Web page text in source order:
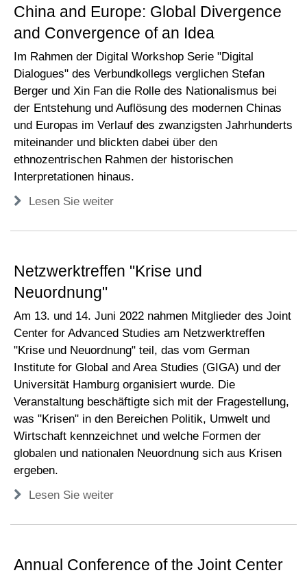
China and Europe: Global Divergence
and Convergence of an Idea
Im Rahmen der Digital Workshop Serie "Digital
Dialogues" des Verbundkollegs verglichen Stefan
Berger und Xin Fan die Rolle des Nationalismus bei
der Entstehung und Auflösung des modernen Chinas
und Europas im Verlauf des zwanzigsten Jahrhunderts
miteinander und blickten dabei über den
ethnozentrischen Rahmen der historischen
Interpretationen hinaus.
Lesen Sie weiter
Netzwerktreffen "Krise und
Neuordnung"
Am 13. und 14. Juni 2022 nahmen Mitglieder des Joint
Center for Advanced Studies am Netzwerktreffen
"Krise und Neuordnung" teil, das vom German
Institute for Global and Area Studies (GIGA) und der
Universität Hamburg organisiert wurde. Die
Veranstaltung beschäftigte sich mit der Fragestellung,
was "Krisen" in den Bereichen Politik, Umwelt und
Wirtschaft kennzeichnet und welche Formen der
globalen und nationalen Neuordnung sich aus Krisen
ergeben.
Lesen Sie weiter
Annual Conference of the Joint Center